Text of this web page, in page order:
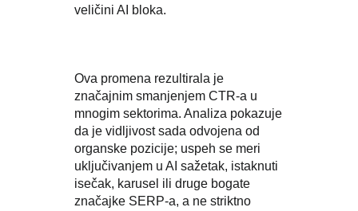
veličini AI bloka.
Ova promena rezultirala je
značajnim smanjenjem CTR-a u
mnogim sektorima. Analiza pokazuje
da je vidljivost sada odvojena od
organske pozicije; uspeh se meri
uključivanjem u AI sažetak, istaknuti
isečak, karusel ili druge bogate
značajke SERP-a, a ne striktno